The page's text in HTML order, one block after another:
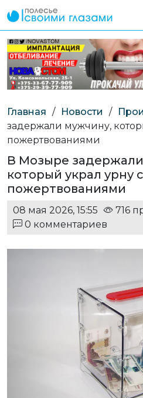
Главная / Новости /
задержали мужчину,
пожертвованиями
В Мозыре
который украл урну с
пожертвованиями
08 мая 2026, 15:55
716
0 комментариев